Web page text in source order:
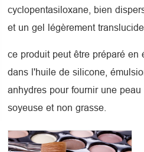
cyclopentasiloxane, bien
et un gel légèrement translucide.
ce produit peut être préparé en
dans l'huile de silicone,
anhydres pour fournir une peau
soyeuse et non grasse.